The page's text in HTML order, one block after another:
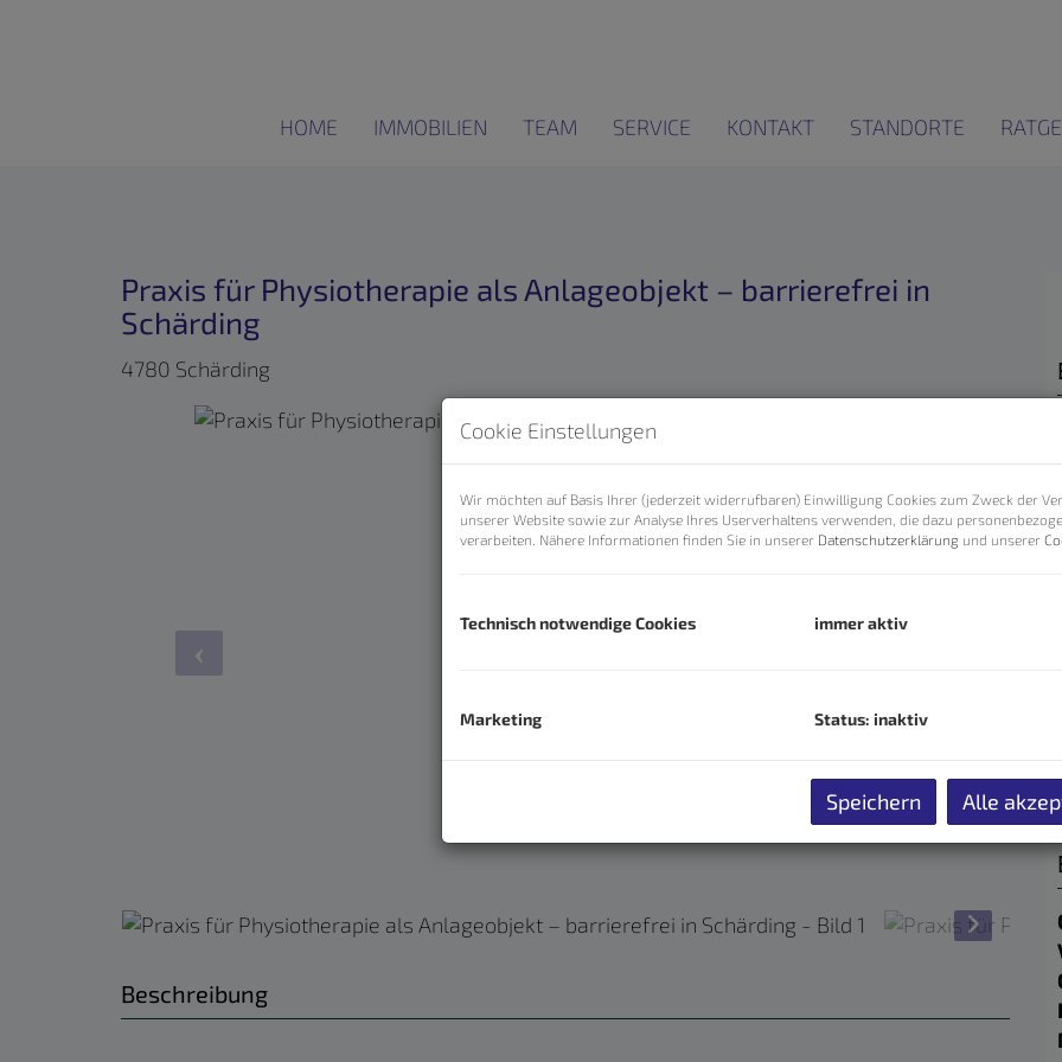
HOME IMMOBILIEN TEAM SERVICE KONTAKT STANDORTE
Praxis für Physiotherapie als Anlageobjekt – barrierefrei in
Schärding
4780 Schärding
Beschreibung
Cookie Einstellungen
Wir möchten auf Basis Ihrer (jederzeit widerrufbaren) Einwilligung Cookies zum Zweck der
unserer Website sowie zur Analyse Ihres Userverhaltens verwenden, die dazu
verarbeiten. Nähere Informationen finden Sie in unserer Datenschutzerklärung und unserer
Technisch notwendige Cookies immer aktiv
Marketing Status: inaktiv
Speichern Alle